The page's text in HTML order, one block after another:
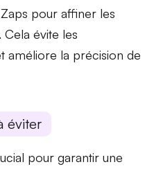
pour affiner les
évite les
améliore la précision de
éviter
pour garantir une